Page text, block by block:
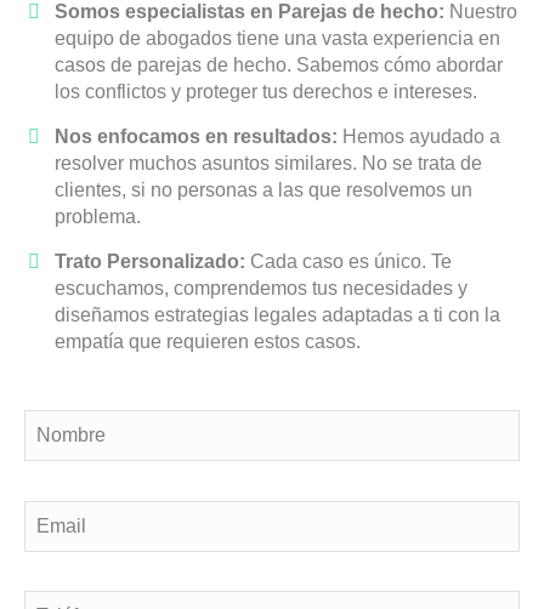
Somos especialistas en Parejas de hecho: Nuestro
equipo de abogados tiene una vasta experiencia en
casos de parejas de hecho. Sabemos cómo abordar
los conflictos y proteger tus derechos e intereses.
Nos enfocamos en resultados: Hemos ayudado a
resolver muchos asuntos similares. No se trata de
clientes, si no personas a las que resolvemos un
problema.
Trato Personalizado: Cada caso es único. Te
escuchamos, comprendemos tus necesidades y
diseñamos estrategias legales adaptadas a ti con la
empatía que requieren estos casos.